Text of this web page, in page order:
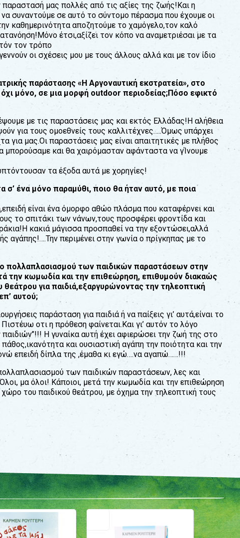
παραστασή µας πολλές από τις αξίες της ζωής!Και η
συναντούµε σε αυτό το σύντοµο πέρασµα που έχουµε οι
καθηµερινότητα αποζητούµε το χαµόγελο,τον καλό
έτσι,αξίζει τον κόπο να αναµετριέσαι µε τα
τον τρόπο
οι σχέσεις µου µε τους άλλους αλλά και µε τον ίδιο
παράστασης «Η Αργοναυτική εκστρατεία», στο
µόνο, σε µια µορφή outdoor περιοδείας;Πόσο εφικτό
µε τις παραστάσεις µας και εκτός Ελλάδας!Η αλήθεια
για τους οµοεθνείς τους καλλιτέχνες…..Όµως υπάρχει
για µας.Οι παραστάσεις µας είναι απαιτητικές µε πλήθος
µπορούσαµε και θα χαιρόµασταν αφάνταστα να γΊνουµε
τα έξοδα αυτά µε χορηγίες!
ένα µόνο παραµύθι, ποιο θα ήταν αυτό, µε ποια
είναι ένα όµορφο αθώο πλάσµα που καταφέρνει και
το σπιτάκι των νάνων,τους προσφέρει φροντίδα και
κακιά μάγισσα προσπαθεί να την εξοντώσει,αλλά
αγάπης!….Την περιµένει στην γωνία ο πρίγκηπας µε το
πολλαπλασιασµού των παιδικών παραστάσεων στην
την κωµωδία και την επιθεώρηση, επιθυµούν διακαώς
για παιδιά,εξαργυρώνοντας την τηλεοπτική
αυτού;
παράσταση για παιδιά ή να παίξεις γι’ αυτά,είναι το
οτι η πρόθεση φαίνεται.Και γι’ αυτόν το λόγο
Η γυναίκα αυτή έχει αφιερώσει την ζωή της στο
και ουσιαστική αγάπη την ποιότητα και την
επειδή δίπλα της ,έµαθα κι εγώ….να αγαπώ……!!!
των παιδικών παραστάσεων, λες και
µα όλοι! Κάποιοι, µετά την κωµωδία και την επιθεώρηση
του παιδικού θεάτρου, µε όχηµα την τηλεοπτική τους